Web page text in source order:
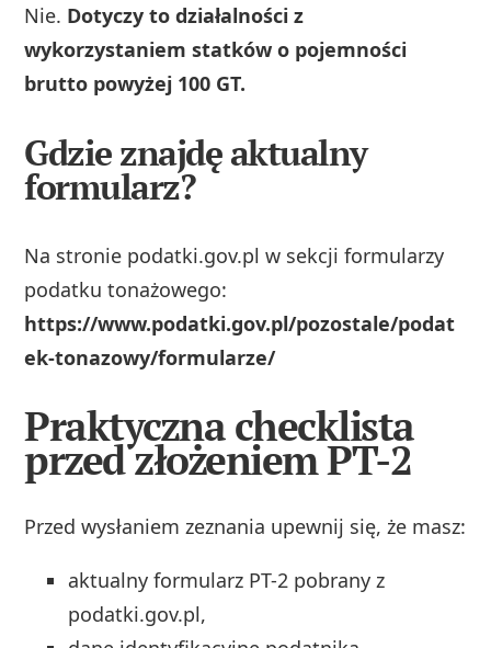
Nie. Dotyczy to działalności z
wykorzystaniem statków o pojemności
brutto powyżej 100 GT.
Gdzie znajdę aktualny
formularz?
Na stronie podatki.gov.pl w sekcji formularzy
podatku tonażowego:
https://www.podatki.gov.pl/pozostale/podat
ek-tonazowy/formularze/
Praktyczna checklista
przed złożeniem PT-2
Przed wysłaniem zeznania upewnij się, że masz:
aktualny formularz PT-2 pobrany z
podatki.gov.pl,